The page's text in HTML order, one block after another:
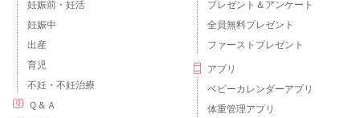
妊娠前・妊活
妊娠中
出産
育児
不妊・不妊治療
Ｑ＆Ａ
プレゼント＆アンケート
全員無料プレゼント
ファーストプレゼント
アプリ
ベビーカレンダーアプリ
体重管理アプリ